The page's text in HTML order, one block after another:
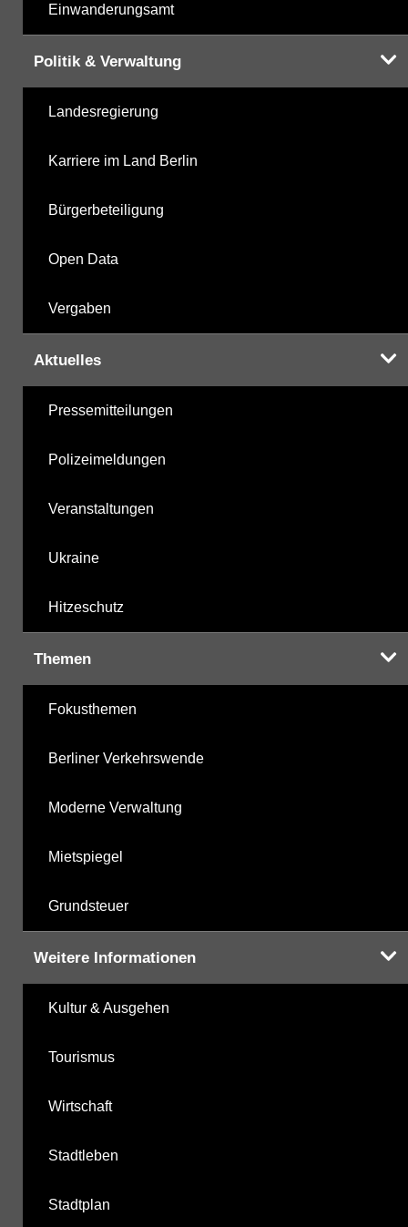
Einwanderungsamt
Politik & Verwaltung
Landesregierung
Karriere im Land Berlin
Bürgerbeteiligung
Open Data
Vergaben
Aktuelles
Pressemitteilungen
Polizeimeldungen
Veranstaltungen
Ukraine
Hitzeschutz
Themen
Fokusthemen
Berliner Verkehrswende
Moderne Verwaltung
Mietspiegel
Grundsteuer
Weitere Informationen
Kultur & Ausgehen
Tourismus
Wirtschaft
Stadtleben
Stadtplan